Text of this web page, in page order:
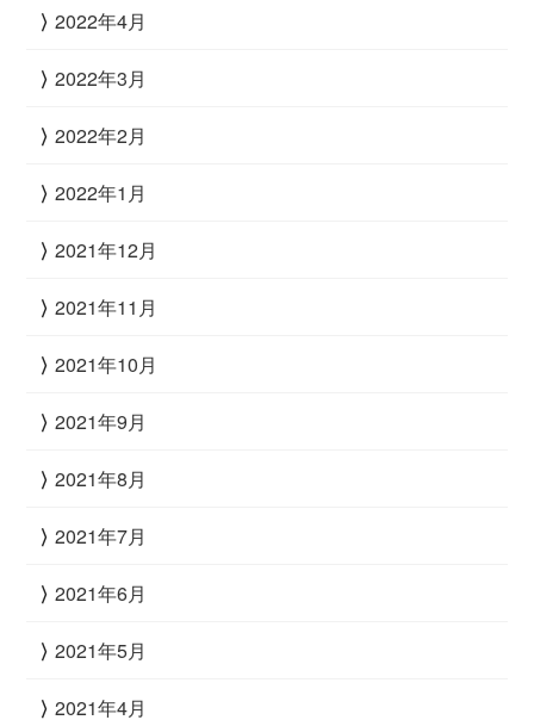
2022年4月
2022年3月
2022年2月
2022年1月
2021年12月
2021年11月
2021年10月
2021年9月
2021年8月
2021年7月
2021年6月
2021年5月
2021年4月